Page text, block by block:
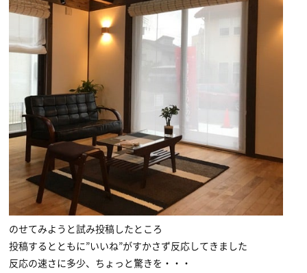
のせてみようと試み投稿したところ
投稿するとともに”いいね”がすかさず反応してきました
反応の速さに多少、ちょっと驚きを・・・